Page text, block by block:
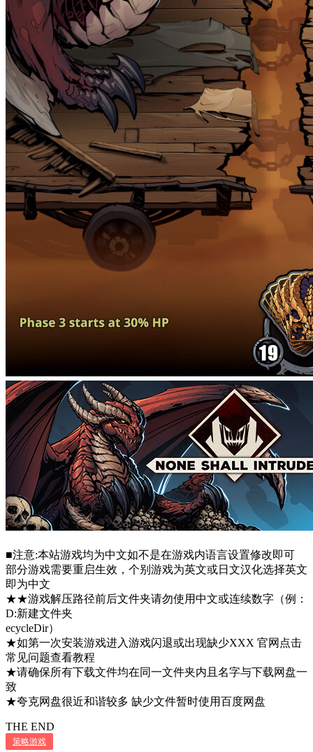
■注意:本站游戏均为中文如不是在游戏内语言设置修改即可
部分游戏需要重启生效，个别游戏为英文或日文汉化选择英文
即为中文
★★游戏解压路径前后文件夹请勿使用中文或连续数字（例：
D:新建文件夹
ecycleDir）
★如第一次安装游戏进入游戏闪退或出现缺少XXX 官网点击
常见问题查看教程
★请确保所有下载文件均在同一文件夹内且名字与下载网盘一
致
★夸克网盘很近和谐较多 缺少文件暂时使用百度网盘
THE END
策略游戏